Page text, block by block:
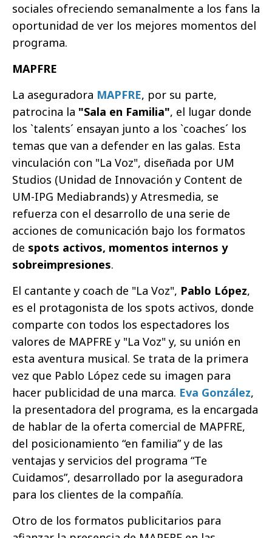
sociales ofreciendo semanalmente a los fans la
oportunidad de ver los mejores momentos del
programa.
MAPFRE
La aseguradora MAPFRE, por su parte,
patrocina la "Sala en Familia", el lugar donde
los `talents´ ensayan junto a los `coaches´ los
temas que van a defender en las galas. Esta
vinculación con "La Voz", diseñada por UM
Studios (Unidad de Innovación y Content de
UM-IPG Mediabrands) y Atresmedia, se
refuerza con el desarrollo de una serie de
acciones de comunicación bajo los formatos
de spots activos, momentos internos y
sobreimpresiones.
El cantante y coach de "La Voz", Pablo López,
es el protagonista de los spots activos, donde
comparte con todos los espectadores los
valores de MAPFRE y "La Voz" y, su unión en
esta aventura musical. Se trata de la primera
vez que Pablo López cede su imagen para
hacer publicidad de una marca. Eva González,
la presentadora del programa, es la encargada
de hablar de la oferta comercial de MAPFRE,
del posicionamiento “en familia” y de las
ventajas y servicios del programa “Te
Cuidamos”, desarrollado por la aseguradora
para los clientes de la compañía.
Otro de los formatos publicitarios para